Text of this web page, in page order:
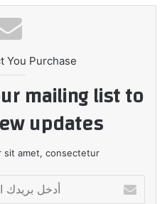
You Purchase
mailing list to
updates!
sit amet, consectetur.
بريدك